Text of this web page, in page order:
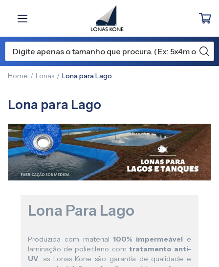
Home Lonas Lona para Lago
Lona para Lago
Lona Para Lago
Produzida com material100% impermeável e
laminação de polietileno com tratamento anti-
UV, as Lonas Kone são garantia de qualidade e